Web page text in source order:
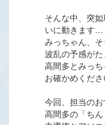
そんな中、突
いに動きます…
みっちゃん、
波乱の予感がた
高間多とみっ
お確かめくださ
今回、担当のお
高間多の「ち